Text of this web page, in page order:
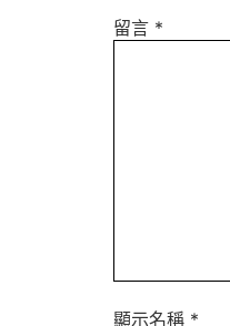
留言 *
顯示名稱 *